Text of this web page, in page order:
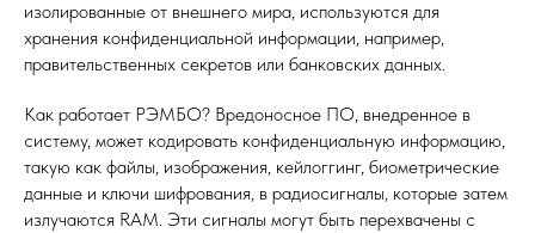
изолированные от внешнего мира, используются для
хранения конфиденциальной информации, например,
правительственных секретов или банковских данных.
Как работает РЭМБО? Вредоносное ПО, внедренное в
систему, может кодировать конфиденциальную информацию,
такую как файлы, изображения, кейлоггинг, биометрические
данные и ключи шифрования, в радиосигналы, которые затем
излучаются RAM. Эти сигналы могут быть перехвачены с